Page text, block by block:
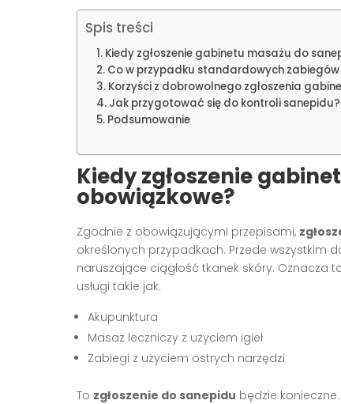
Spis treści
Kiedy zgłoszenie gabinetu masażu do
Co w przypadku standardowych
Korzyści z dobrowolnego zgłoszenia
Jak przygotować się do kontroli sanepidu?
Podsumowanie
Kiedy zgłoszenie
obowiązkowe?
Zgodnie z obowiązującymi przepisami,
określonych przypadkach. Przede wszystkim
naruszające ciągłość tkanek skóry. Oznacza
usługi takie jak:
Akupunktura
Masaż leczniczy z użyciem igieł
Zabiegi z użyciem ostrych narzędzi
To zgłoszenie do sanepidu będzie